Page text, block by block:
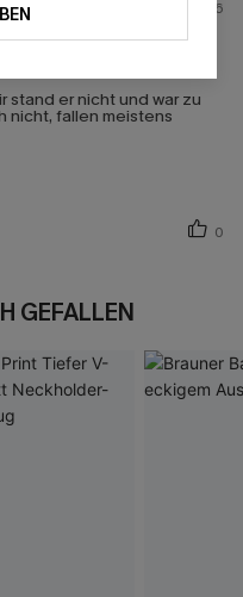
23/06/2026
stand er nicht und war zu
nicht, fallen meistens
0
GEFALLEN